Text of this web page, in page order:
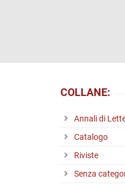
COLLANE:
Annali di
Catalogo
Riviste
Senza